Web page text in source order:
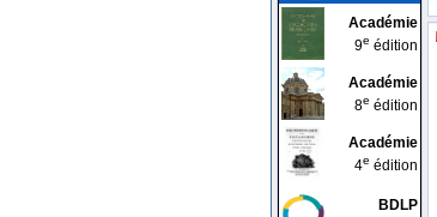
Académie
9e édition
Académie
8e édition
Académie
4e édition
BDLP